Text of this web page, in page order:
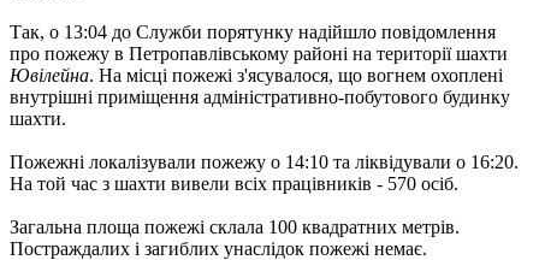
Так, о 13:04 до Служби порятунку надійшло повідомлення
про пожежу в Петропавлівському районі на території шахти
Ювілейна. На місці пожежі з'ясувалося, що вогнем охоплені
внутрішні приміщення адміністративно-побутового будинку
шахти.
Пожежні локалізували пожежу о 14:10 та ліквідували о 16:20.
На той час з шахти вивели всіх працівників - 570 осіб.
Загальна площа пожежі склала 100 квадратних метрів.
Постраждалих і загиблих унаслідок пожежі немає.